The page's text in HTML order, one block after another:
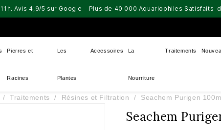
Avis 4,9/5 sur Google - Plus de 40 000 Aquariophiles Satisfaits
Pierres et
Racines
Les
Plantes
Accessoires La
Nourriture
Traitements
Traitements Résines et Filtration Seachem Purigen
Seachem